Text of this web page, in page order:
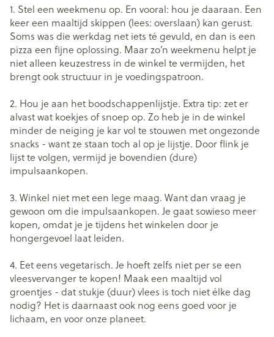
1. Stel een weekmenu op. En vooral: hou je daaraan. Een
keer een maaltijd skippen (lees: overslaan) kan gerust.
Soms was die werkdag net iets té gevuld, en dan is een
pizza een fijne oplossing. Maar zo’n weekmenu helpt je
niet alleen keuzestress in de winkel te vermijden, het
brengt ook structuur in je voedingspatroon.
2. Hou je aan het boodschappenlijstje. Extra tip: zet er
alvast wat koekjes of snoep op. Zo heb je in de winkel
minder de neiging je kar vol te stouwen met ongezonde
snacks - want ze staan toch al op je lijstje. Door flink je
lijst te volgen, vermijd je bovendien (dure)
impulsaankopen.
3. Winkel niet met een lege maag. Want dan vraag je
gewoon om die impulsaankopen. Je gaat sowieso meer
kopen, omdat je je tijdens het winkelen door je
hongergevoel laat leiden.
4. Eet eens vegetarisch. Je hoeft zelfs niet per se een
vleesvervanger te kopen! Maak een maaltijd vol
groentjes - dat stukje (duur) vlees is toch niet élke dag
nodig? Het is daarnaast ook nog eens goed voor je
lichaam, en voor onze planeet.